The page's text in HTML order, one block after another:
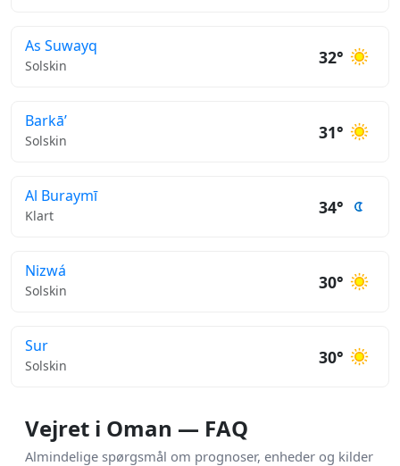
As Suwayq
Solskin 32°
Barkā’
Solskin 31°
Al Buraymī
Klart 34°
Nizwá
Solskin 30°
Sur
Solskin 30°
Vejret i Oman — FAQ
Almindelige spørgsmål om prognoser, enheder og kilder